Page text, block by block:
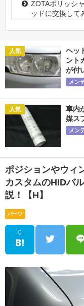
ZOTAポリッシ
ッドに交換して
リッシャー！【
ZOTAポリッシ
ならコレ一択！
ファミマTカー
ペーンを狙え！
【2026年8月3
ントサイト経由
車の燃費向上
ッズでどこま
車のルームラン
ポジションやウ
スタムのHIDバ
【H】
ト経由でキャン
ヘッ
ント
が付
メン
車内
媒ス
メン
ポジションやウィ
カスタムのHIDバ
説！【H】
パーツ
0